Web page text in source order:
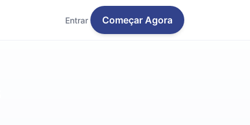
Entrar Começar Agora